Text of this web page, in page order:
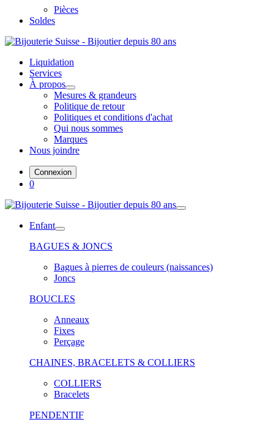
Pièces
Soldes
Liquidation
Services
À propos
Mesures & grandeurs
Politique de retour
Politiques et conditions d'achat
Qui nous sommes
Marques
Nous joindre
Connexion
0
Enfant
BAGUES & JONCS
Bagues à pierres de couleurs (naissances)
Joncs
BOUCLES
Anneaux
Fixes
Perçage
CHAINES, BRACELETS & COLLIERS
COLLIERS
Bracelets
PENDENTIF